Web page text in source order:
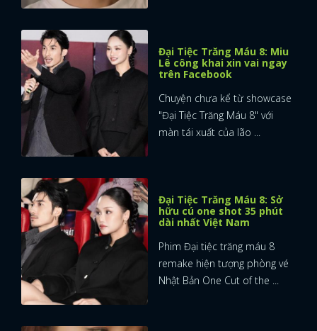
Đại Tiệc Trăng Máu 8: Miu
Lê công khai xin vai ngay
trên Facebook
Chuyện chưa kể từ showcase
"Đại Tiệc Trăng Máu 8" với
màn tái xuất của lão ...
Đại Tiệc Trăng Máu 8: Sở
hữu cú one shot 35 phút
dài nhất Việt Nam
Phim Đại tiệc trăng máu 8
remake hiện tượng phòng vé
Nhật Bản One Cut of the ...